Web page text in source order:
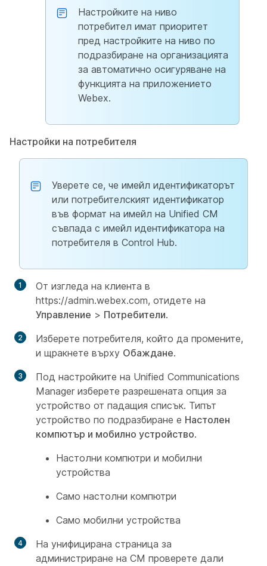
Настройките на ниво
потребител имат приоритет
пред настройките на ниво по
подразбиране на организацията
за автоматично осигуряване на
функцията на приложението
Webex.
Настройки на потребителя
Уверете се, че имейл идентификаторът
или потребителският идентификатор
във формат на имейл на Unified CM
съвпада с имейл идентификатора на
потребителя в Control Hub.
От изгледа на клиента в
https://admin.webex.com, отидете на
Управление > Потребители.
Изберете потребителя, който да промените,
и щракнете върху Обаждане.
Под настройките на Unified Communications
Manager изберете разрешената опция за
устройство от падащия списък. Типът
устройство по подразбиране е Настолен
компютър и мобилно устройство.
Настолни компютри и мобилни
устройства
Само настолни компютри
Само мобилни устройства
На унифицирана страница за
администриране на CM проверете дали